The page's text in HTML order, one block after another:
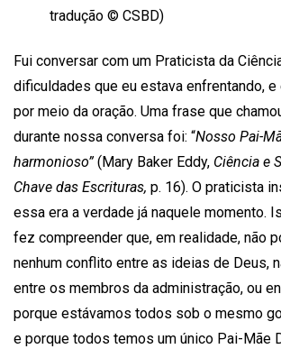
tradução © CSBD)
Fui conversar com um Praticista da
dificuldades que eu estava enfrentando, e
por meio da oração. Uma frase que
durante nossa conversa foi: “Nosso Pai-
harmonioso”(Mary Baker Eddy, Ciência e
Chave das Escrituras, p. 16). O praticista
essa era a verdade já naquele momento.
fez compreender que, em realidade, não
nenhum conflito entre as ideias de Deus,
entre os membros da administração, ou
porque estávamos todos sob o mesmo
e porque todos temos um único Pai-Mãe